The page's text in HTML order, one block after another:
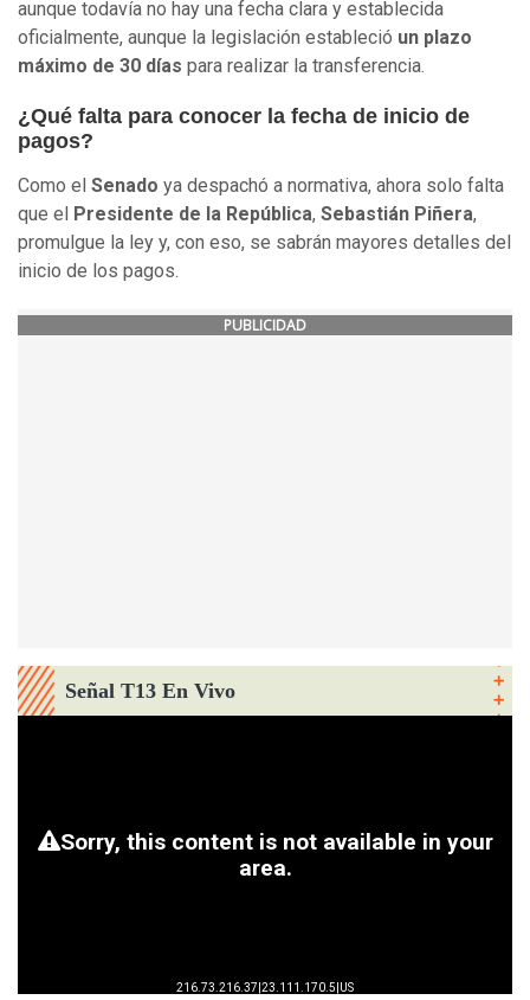
aunque todavía no hay una fecha clara y establecida
oficialmente, aunque la legislación estableció un plazo
máximo de 30 días para realizar la transferencia.
¿Qué falta para conocer la fecha de inicio de
pagos?
Como el Senado ya despachó a normativa, ahora solo falta
que el
Presidente de la República, Sebastián Piñera,
promulgue la ley y, con eso, se sabrán mayores detalles del
inicio de los pagos.
PUBLICIDAD
Señal T13 En Vivo